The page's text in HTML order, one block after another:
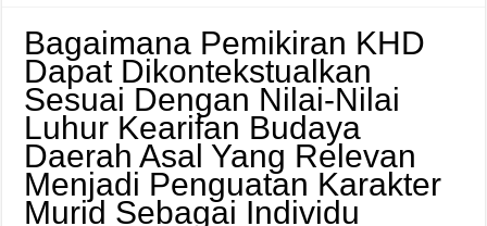
Bagaimana Pemikiran KHD
Dapat Dikontekstualkan
Sesuai Dengan Nilai-Nilai
Luhur Kearifan Budaya
Daerah Asal Yang Relevan
Menjadi Penguatan Karakter
Murid Sebagai Individu